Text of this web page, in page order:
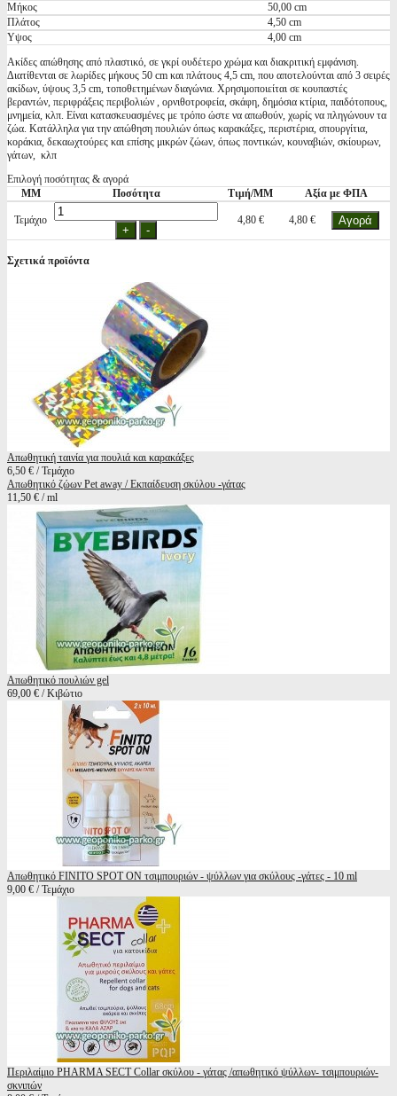
Μήκος
50,00 cm
Πλάτος
4,50 cm
Υψος
4,00 cm
Ακίδες απώθησης από πλαστικό, σε γκρί ουδέτερο χρώμα και διακριτική εμφάνιση.
Διατίθενται σε λωρίδες μήκους 50 cm και πλάτους 4,5 cm, που αποτελούνται από 3 σειρές
ακίδων, ύψους 3,5 cm, τοποθετημένων διαγώνια. Χρησιμοποιείται σε κουπαστές
βεραντών, περιφράξεις περιβολιών , ορνιθοτροφεία, σκάφη, δημόσια κτίρια, παιδότοπους,
μνημεία, κλπ. Είναι κατασκευασμένες με τρόπο ώστε να απωθούν, χωρίς να πληγώνουν τα
ζώα. Κατάλληλα για την απώθηση πουλιών όπως καρακάξες, περιστέρια, σπουργίτια,
κοράκια, δεκαωχτούρες και επίσης μικρών ζώων, όπως ποντικών, κουναβιών, σκίουρων,
γάτων, κλπ
Επιλογή ποσότητας & αγορά
ΜΜ
Ποσότητα Τιμή/ΜΜ Αξία με ΦΠΑ
Τεμάχιο 4,80 € 4,80 €
Σχετικά προϊόντα
Απωθητική ταινία για πουλιά και καρακάξες
6,50 € / Τεμάχιο
Απωθητικό ζώων Pet away / Εκπαίδευση σκύλου -γάτας
11,50 € / ml
Απωθητικό πουλιών gel
69,00 € / Κιβώτιο
Απωθητικό FINITO SPOT ON τσιμπουριών - ψύλλων για σκύλους -γάτες - 10 ml
9,00 € / Τεμάχιο
Περιλαίμιο PHARMA SECT Collar σκύλου - γάτας /απωθητικό ψύλλων- τσιμπουριών-
σκνιπών